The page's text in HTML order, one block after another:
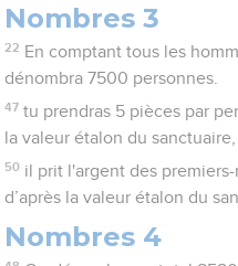
Nombres 3
22 En comptant tous les
dénombra 7500 personnes.
47 tu prendras 5 pièces par
la valeur étalon du
50 il prit l'argent des premiers-
d’après la valeur étalon du
Nombres 4